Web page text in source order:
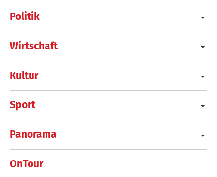
Politik
Wirtschaft
Kultur
Sport
Panorama
OnTour